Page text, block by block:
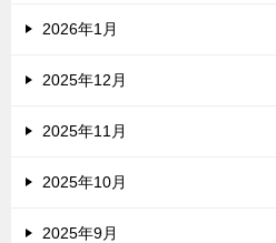
2026年1月
2025年12月
2025年11月
2025年10月
2025年9月